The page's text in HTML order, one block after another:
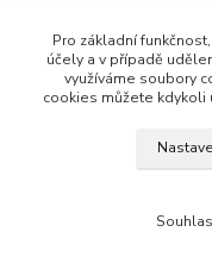
+420774917196
Fb stránka - By pavlina
Pro základní
účely a v případě
využíváme soubory
cookies můžete kdykoli